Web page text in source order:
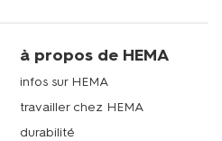
à propos de HEMA
infos sur HEMA
travailler chez HEMA
durabilité